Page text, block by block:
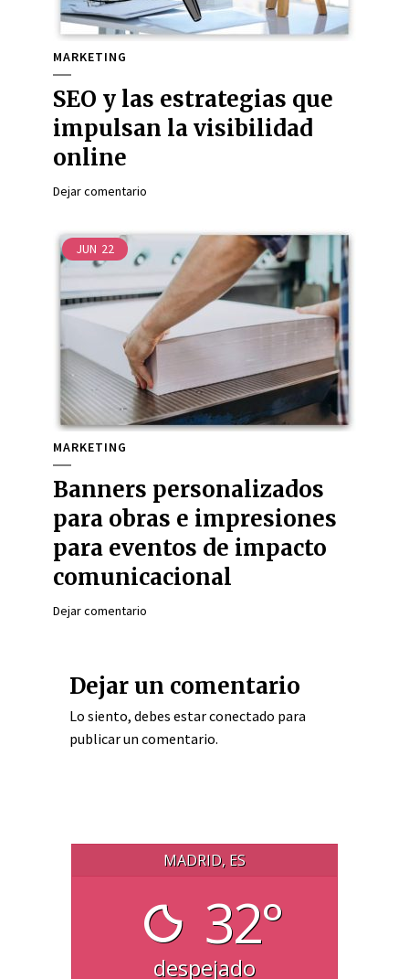
MARKETING
SEO y las estrategias que
impulsan la visibilidad
online
Dejar comentario
JUN 22
MARKETING
Banners personalizados
para obras e impresiones
para eventos de impacto
comunicacional
Dejar comentario
Dejar un comentario
Lo siento, debes estarconectado para
publicar un comentario.
MADRID, ES
32°
despejado